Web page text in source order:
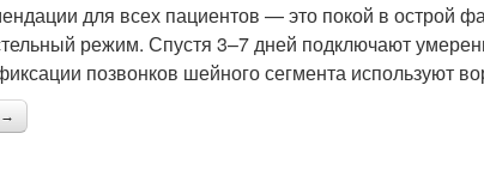
для всех пациентов — это покой в острой
режим. Спустя 3–7 дней подключают
позвонков шейного сегмента используют
→